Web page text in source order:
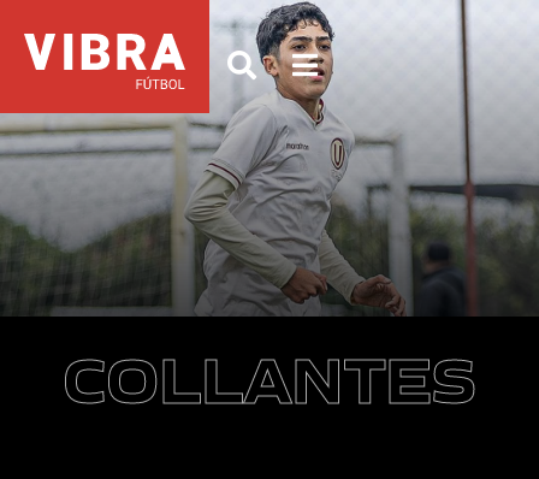
COLLANTES